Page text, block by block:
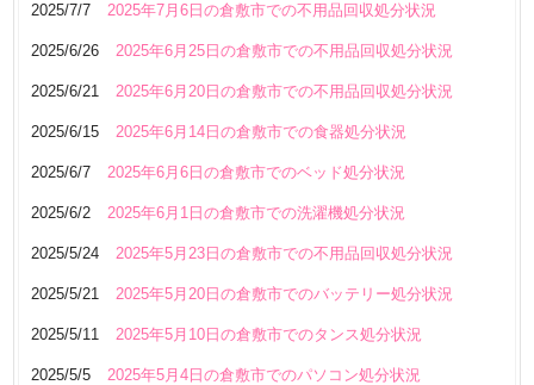
2025/7/7 2025年7月6日の倉敷市での不用品回収処分状況
2025/6/26 2025年6月25日の倉敷市での不用品回収処分状況
2025/6/21 2025年6月20日の倉敷市での不用品回収処分状況
2025/6/15 2025年6月14日の倉敷市での食器処分状況
2025/6/7 2025年6月6日の倉敷市でのベッド処分状況
2025/6/2 2025年6月1日の倉敷市での洗濯機処分状況
2025/5/24 2025年5月23日の倉敷市での不用品回収処分状況
2025/5/21 2025年5月20日の倉敷市でのバッテリー処分状況
2025/5/11 2025年5月10日の倉敷市でのタンス処分状況
2025/5/5 2025年5月4日の倉敷市でのパソコン処分状況